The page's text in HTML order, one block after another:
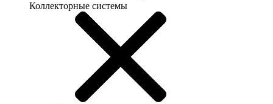
Коллекторные системы